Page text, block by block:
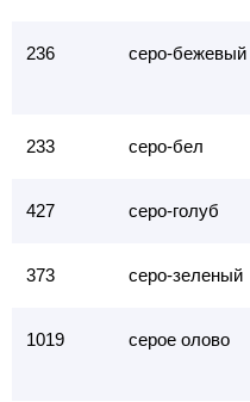
236 серо-бежевый
233 серо-бел
427 серо-голуб
373 серо-зеленый
1019 серое олово